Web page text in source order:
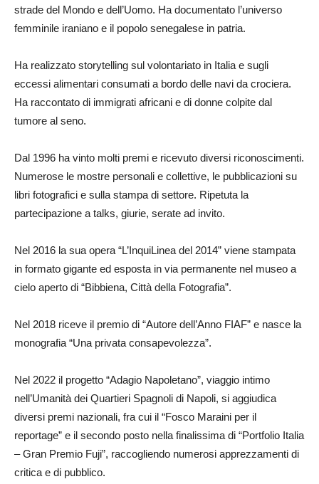
strade del Mondo e dell’Uomo. Ha documentato l’universo
femminile iraniano e il popolo senegalese in patria.
Ha realizzato storytelling sul volontariato in Italia e sugli
eccessi alimentari consumati a bordo delle navi da crociera.
Ha raccontato di immigrati africani e di donne colpite dal
tumore al seno.
Dal 1996 ha vinto molti premi e ricevuto diversi riconoscimenti.
Numerose le mostre personali e collettive, le pubblicazioni su
libri fotografici e sulla stampa di settore. Ripetuta la
partecipazione a talks, giurie, serate ad invito.
Nel 2016 la sua opera “L’InquiLinea del 2014” viene stampata
in formato gigante ed esposta in via permanente nel museo a
cielo aperto di “Bibbiena, Città della Fotografia”.
Nel 2018 riceve il premio di “Autore dell’Anno FIAF” e nasce la
monografia “Una privata consapevolezza”.
Nel 2022 il progetto “Adagio Napoletano”, viaggio intimo
nell’Umanità dei Quartieri Spagnoli di Napoli, si aggiudica
diversi premi nazionali, fra cui il “Fosco Maraini per il
reportage” e il secondo posto nella finalissima di “Portfolio Italia
– Gran Premio Fuji”, raccogliendo numerosi apprezzamenti di
critica e di pubblico.